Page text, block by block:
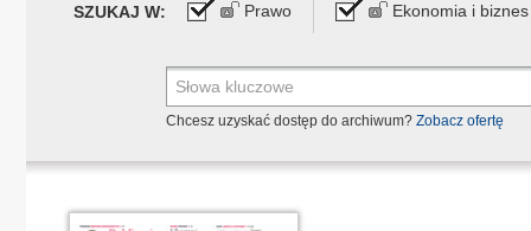
SZUKAJ W: Prawo Ekonomia i biznes
Chcesz uzyskać dostęp do archiwum? Zobacz ofertę